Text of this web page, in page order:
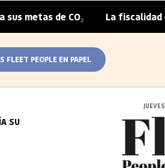
de CO₂ | La fiscalidad
FLEET PEOPLE EN PAPEL
SU